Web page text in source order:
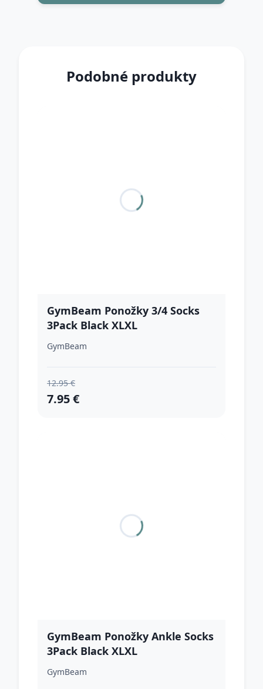
Podobné produkty
GymBeam Ponožky 3/4 Socks
3Pack Black XLXL
GymBeam
12.95 €
7.95 €
GymBeam Ponožky Ankle Socks
3Pack Black XLXL
GymBeam